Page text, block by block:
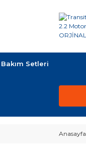
Bakım Setleri
Anasayfa